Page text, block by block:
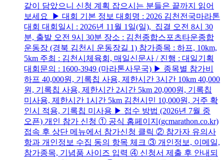
같이 담았으니 신청 계획 잡으시는 분들은 끝까지 읽어
보세요 ▶ 대회 기본 정보 대회명 : 2026 김천전국마라톤
대회 대회일시 : 2026년 11월 1일(일), 집결 오전 8시 30
분, 출발 오전 9시 30분 장소 : 김천종합스포츠타운종합
운동장 (경북 김천시 운동장길 1) 참가종목 : 하프, 10km,
5km 주최 : 김천시체육회, 매일신문사 / 진행 : 대일기획
대회문의 : 1600-3949 (마라톤사무국) ▶ 종목별 참가비
하프 40,000원, 기록칩 사용, 제한시간 3시간 10km 40,000
원, 기록칩 사용, 제한시간 2시간 5km 20,000원, 기록칩
미사용, 제한시간 1시간 5km 김천시민 10,000원, 거주 확
인시 적용, 기록칩 미사용 ▶ 접수 방법 (2026년 7월 중
오픈) 개인 참가 신청 ① 공식 홈페이지(gcmarathon.co.kr)
접속 후 상단 메뉴에서 참가신청 클릭 ② 참가자 유의사
항과 개인정보 수집 동의 항목 체크 ③ 개인정보, 이메일,
참가종목, 기념품 사이즈 입력 ④ 신청서 제출 후 안내되